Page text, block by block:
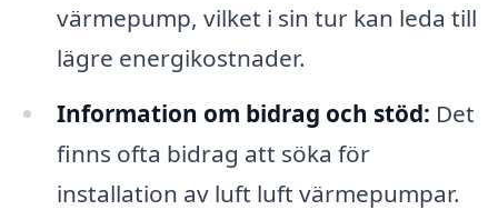
värmepump, vilket i sin tur kan leda till
lägre energikostnader.
Information om bidrag och stöd: Det
finns ofta bidrag att söka för
installation av luft luft värmepumpar.